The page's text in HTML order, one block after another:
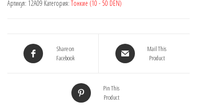
DEN:
Артикул: 12A09 Категория: Тонкие (10 - 50 DEN)
Share on
Facebook
Mail This
Product
Pin This
Product